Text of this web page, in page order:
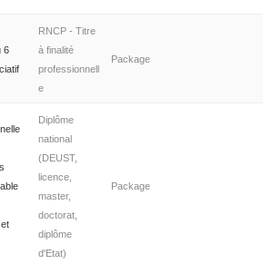
6
RNCP - Titre
à finalité
professionnell
e
Package
Diplôme
national
(DEUST,
licence,
master,
doctorat,
diplôme
d'Etat)
Package